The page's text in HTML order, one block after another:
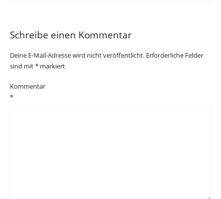
Schreibe einen Kommentar
Deine E-Mail-Adresse wird nicht veröffentlicht. Erforderliche Felder
sind mit* markiert
Kommentar
*